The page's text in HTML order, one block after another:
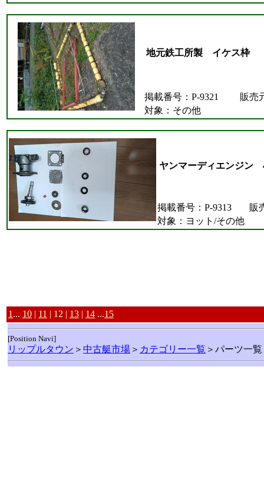
地元鉄工所製 イケス枠
掲載番号：P-9321
販売
対象：その他
ヤンマーディエンジ
掲載番号：P-9313
販
対象：ヨット/その他
1 ... 10 | 11 | 12 | 13 | 14 ...15
[Position Navi]
リップルタウン ＞ 中古艇市場 ＞ カテゴリー一覧 ＞パーツ一覧